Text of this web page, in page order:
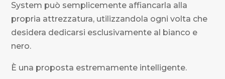
System può semplicemente affiancarla alla
propria attrezzatura, utilizzandola ogni volta che
desidera dedicarsi esclusivamente al bianco e
nero.
È una proposta estremamente intelligente.